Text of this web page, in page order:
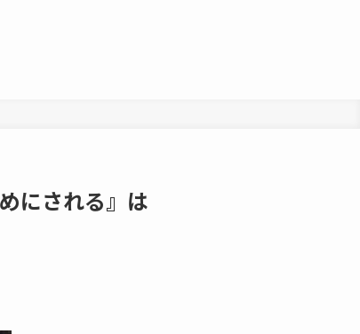
にされる』は